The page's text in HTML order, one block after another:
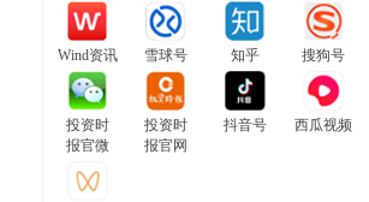
Wind资讯 雪球号 知乎 搜狗号
投资时
报官微
投资时
报官网
抖音号 西瓜视频